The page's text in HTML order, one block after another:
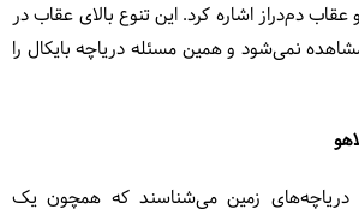
دم‌دراز اشاره کرد. این تنوع بالای عقاب در
نمی‌شود و همین مسئله دریاچه بایکال را
دریاچه‌های زمین می‌شناسند که همچون یک